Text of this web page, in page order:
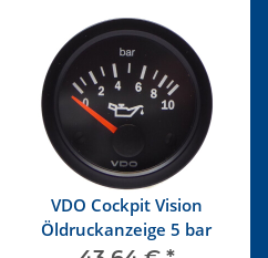
VDO Cockpit Vision
Öldruckanzeige 5 bar